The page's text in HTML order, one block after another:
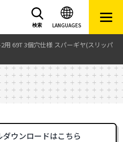
LANGUAGES
検索
用 69T 3個穴仕様 スパーギヤ(スリッパ
ダウンロードはこちら